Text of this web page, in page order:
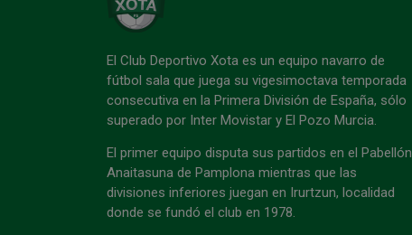
El Club Deportivo Xota es un equipo navarro de
fútbol sala que juega su vigesimoctava temporada
consecutiva en la Primera División de España, sólo
superado por Inter Movistar y El Pozo Murcia.
El primer equipo disputa sus partidos en el Pabellón
Anaitasuna de Pamplona mientras que las
divisiones inferiores juegan en Irurtzun, localidad
donde se fundó el club en 1978.